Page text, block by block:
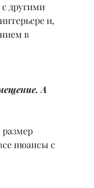
другими
и,
в
А
нюансы с